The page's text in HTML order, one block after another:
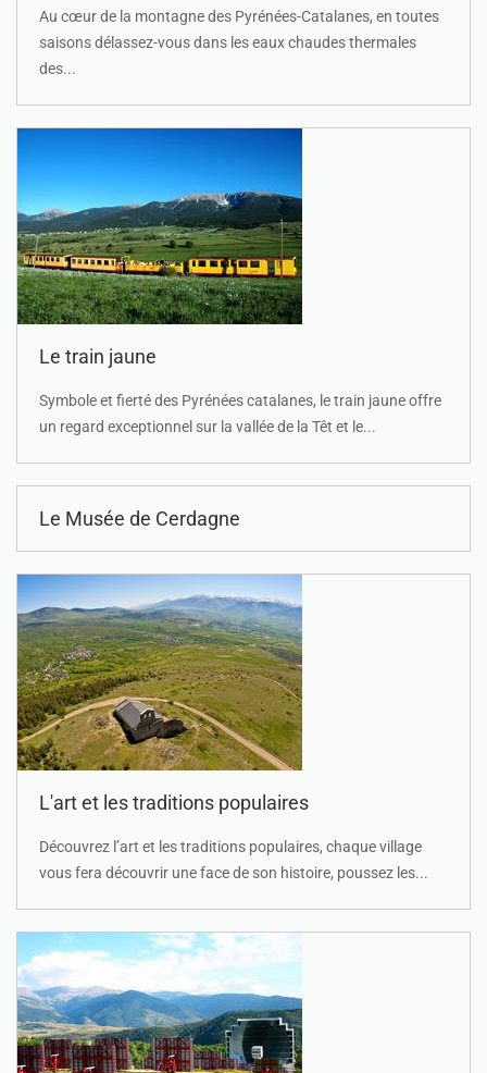
Au cœur de la montagne des Pyrénées-Catalanes, en toutes
saisons délassez-vous dans les eaux chaudes thermales
des...
Le train jaune
Symbole et fierté des Pyrénées catalanes, le train jaune offre
un regard exceptionnel sur la vallée de la Têt et le...
Le Musée de Cerdagne
L'art et les traditions populaires
Découvrez l’art et les traditions populaires, chaque village
vous fera découvrir une face de son histoire, poussez les...